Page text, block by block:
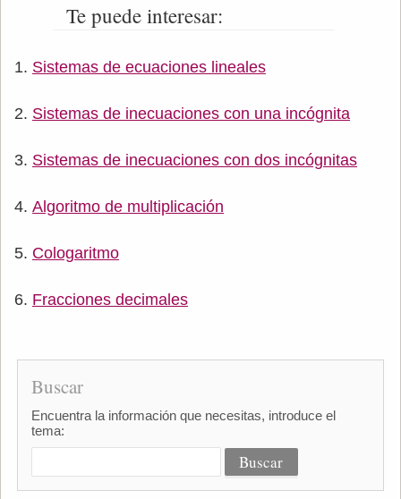
Te puede interesar:
Sistemas de ecuaciones lineales
Sistemas de inecuaciones con una incógnita
Sistemas de inecuaciones con dos incógnitas
Algoritmo de multiplicación
Cologaritmo
Fracciones decimales
Buscar
Encuentra la información que necesitas, introduce el
tema: